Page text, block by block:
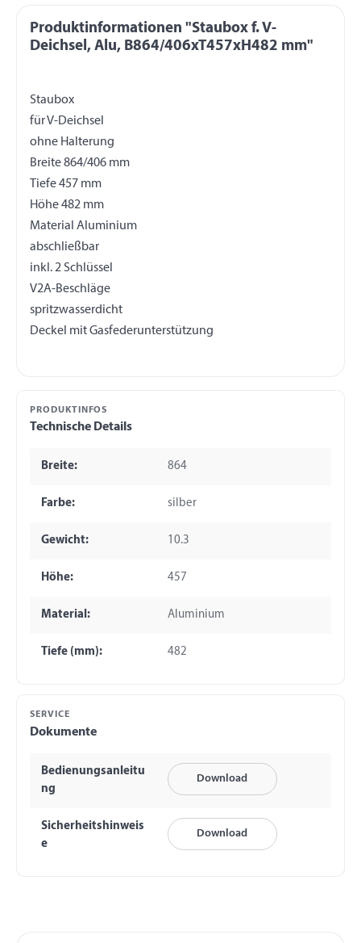
Produktinformationen "Staubox f. V-
Deichsel, Alu, B864/406xT457xH482 mm"
Staubox
für V-Deichsel
ohne Halterung
Breite 864/406 mm
Tiefe 457 mm
Höhe 482 mm
Material Aluminium
abschließbar
inkl. 2 Schlüssel
V2A-Beschläge
spritzwasserdicht
PRODUKTINFOS
Technische Details
Breite: 864
Farbe: silber
Gewicht: 10.3
Höhe: 457
Material: Aluminium
Tiefe (mm): 482
SERVICE
Dokumente
Bedienungsanleitu
ng
Download
Sicherheitshinweis
e
Download